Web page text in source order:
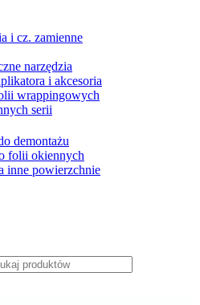
i cz. zamienne
narzędzia
i akcesoria
wrappingowych
serii
demontażu
folii okiennych
inne powierzchnie